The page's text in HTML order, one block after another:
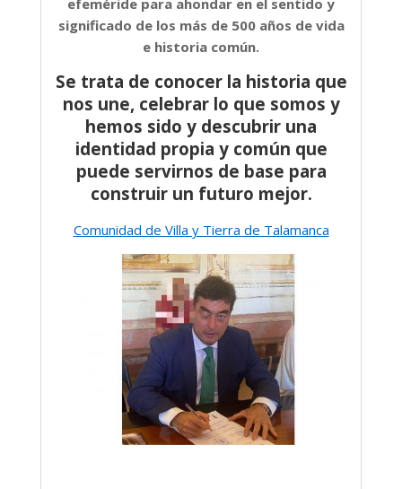
efeméride para ahondar en el sentido y
significado de los más de 500 años de vida
e historia común.
Se trata de conocer la historia que
nos une, celebrar lo que somos y
hemos sido y descubrir una
identidad propia y común que
puede servirnos de base para
construir un futuro mejor.
Comunidad de Villa y Tierra de Talamanca